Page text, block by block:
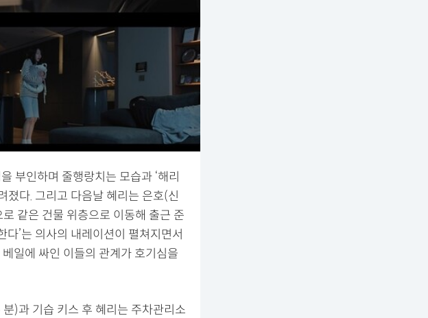
부인하며 줄행랑치는 모습과 ‘해리
졌다. 그리고 다음날 혜리는 은호(신
같은 건물 위층으로 이동해 출근 준
다’는 의사의 내레이션이 펼쳐지면서
일에 싸인 이들의 관계가 호기심을
)과 기습 키스 후 혜리는 주차관리소